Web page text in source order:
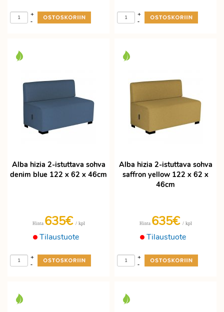
-
+
-
+
Alba hizia 2-istuttava sohva
denim blue 122 x 62 x 46cm
Tilaustuote
Hinta 635€ / kpl
-
+
Alba hizia 2-istuttava sohva
saffron yellow 122 x 62 x
46cm
Tilaustuote
Hinta 635€ / kpl
-
+